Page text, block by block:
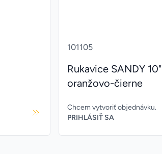
101105
Rukavice SANDY 10"
oranžovo-čierne
Chcem vytvoriť objednávku.
PRIHLÁSIŤ SA